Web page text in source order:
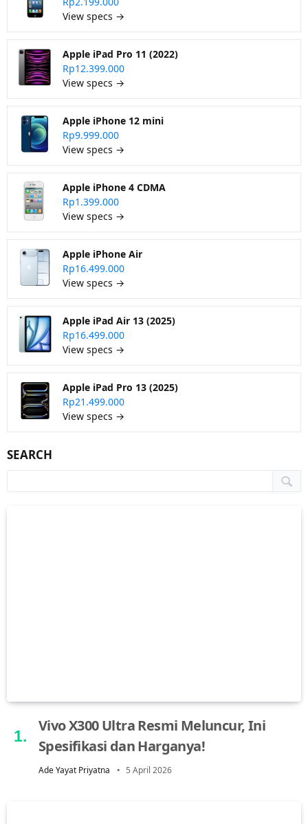
View specs →
Apple iPad Pro 11 (2022)
Rp12.399.000
View specs →
Apple iPhone 12 mini
Rp9.999.000
View specs →
Apple iPhone 4 CDMA
Rp1.399.000
View specs →
Apple iPhone Air
Rp16.499.000
View specs →
Apple iPad Air 13 (2025)
Rp16.499.000
View specs →
Apple iPad Pro 13 (2025)
Rp21.499.000
View specs →
SEARCH
Vivo X300 Ultra Resmi Meluncur, Ini
Spesifikasi dan Harganya!
Ade Yayat Priyatna 5 April 2026